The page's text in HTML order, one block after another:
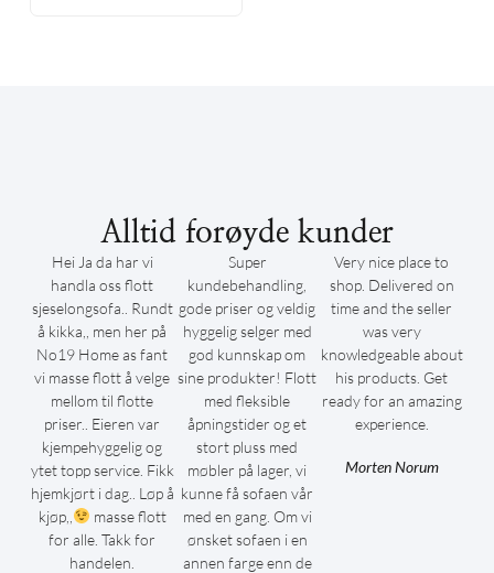
Alltid forøyde kunder
Hei Ja da har vi
handla oss flott
sjeselongsofa.. Rundt
å kikka,, men her på
No19 Home as fant
vi masse flott å velge
mellom til flotte
priser.. Eieren var
kjempehyggelig og
ytet topp service. Fikk
hjemkjørt i dag.. Løp å
kjøp,,
masse flott
for alle. Takk for
handelen.
Super
kundebehandling,
gode priser og veldig
hyggelig selger med
god kunnskap om
sine produkter! Flott
med fleksible
åpningstider og et
stort pluss med
møbler på lager, vi
kunne få sofaen vår
med en gang. Om vi
ønsket sofaen i en
annen farge enn de
Very nice place to
shop. Delivered on
time and the seller
was very
knowledgeable about
his products. Get
ready for an amazing
experience.
Morten Norum